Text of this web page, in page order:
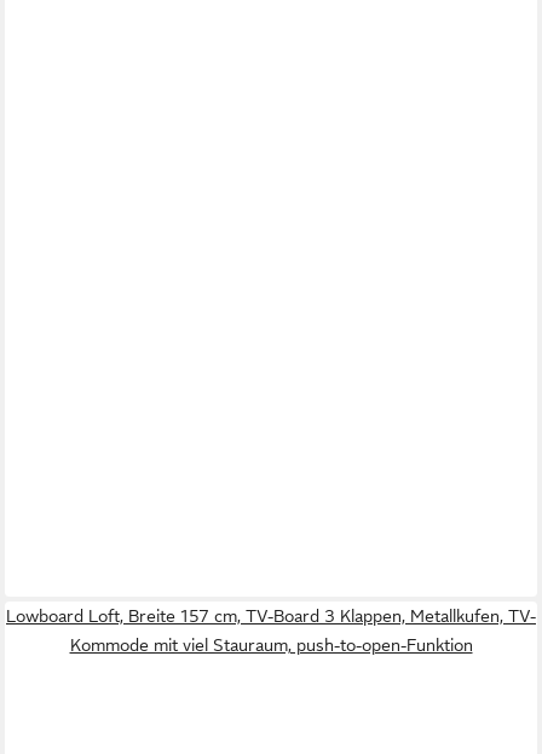
Lowboard Loft, Breite 157 cm, TV-Board 3 Klappen, Metallkufen, TV-
Kommode mit viel Stauraum, push-to-open-Funktion